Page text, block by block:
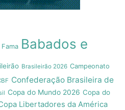
Babados e
Brasileirão 2026 Campeonato
Confederação Brasileira de
Copa do Mundo 2026 Copa do
Libertadores da América